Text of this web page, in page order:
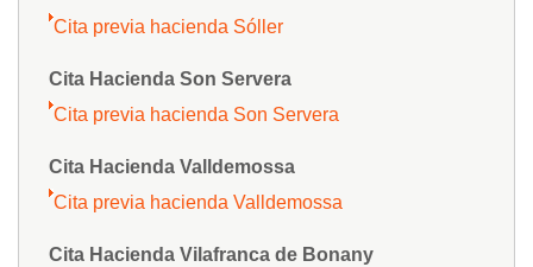
Cita previa hacienda Sóller
Cita Hacienda Son Servera
Cita previa hacienda Son Servera
Cita Hacienda Valldemossa
Cita previa hacienda Valldemossa
Cita Hacienda Vilafranca de Bonany